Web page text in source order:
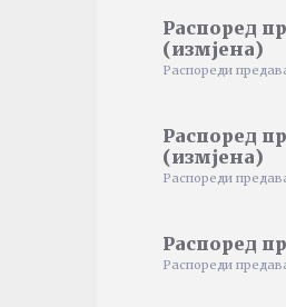
Распоред
(измјена)
Распореди
Распоред
(измјена)
Распореди
Распоред
Распореди